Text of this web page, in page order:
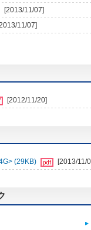
[2013/11/07]
11/07]
[2012/11/20]
(29KB) [2013/11/